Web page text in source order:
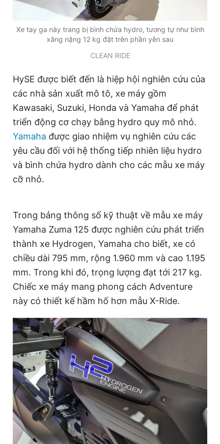
Xe tay ga này trang bị bình chứa hydro, tương tự như bình
xăng nặng 12 kg đặt trên phần yên sau
CLEAN RIDE
HySE được biết đến là hiệp hội nghiên cứu của
các nhà sản xuất mô tô, xe máy gồm
Kawasaki, Suzuki, Honda và Yamaha để phát
triển động cơ chạy bằng hydro quy mô nhỏ.
Yamaha được giao nhiệm vụ nghiên cứu các
yêu cầu đối với hệ thống tiếp nhiên liệu hydro
và bình chứa hydro dành cho các mẫu xe máy
cỡ nhỏ.
Trong bảng thông số kỹ thuật về mẫu xe máy
Yamaha Zuma 125 được nghiên cứu phát triển
thành xe Hydrogen, Yamaha cho biết, xe có
chiều dài 795 mm, rộng 1.960 mm và cao 1.195
mm. Trong khi đó, trọng lượng đạt tới 217 kg.
Chiếc xe máy mang phong cách Adventure
này có thiết kế hầm hố hơn mẫu X-Ride.